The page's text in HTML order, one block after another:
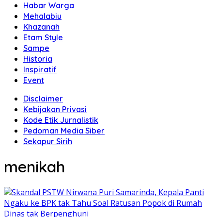
Habar Warga
Mehalabiu
Khazanah
Etam Style
Sampe
Historia
Inspiratif
Event
Disclaimer
Kebijakan Privasi
Kode Etik Jurnalistik
Pedoman Media Siber
Sekapur Sirih
menikah